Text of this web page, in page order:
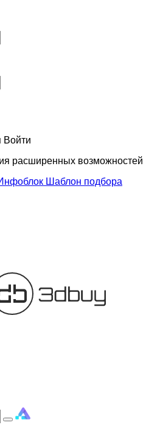
Войти
расширенных возможностей
Шаблон подбора